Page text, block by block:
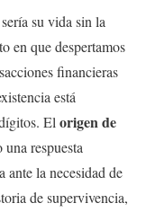
su vida sin la
en que despertamos
financieras
está
El origen de
respuesta
ante la necesidad de
de supervivencia,